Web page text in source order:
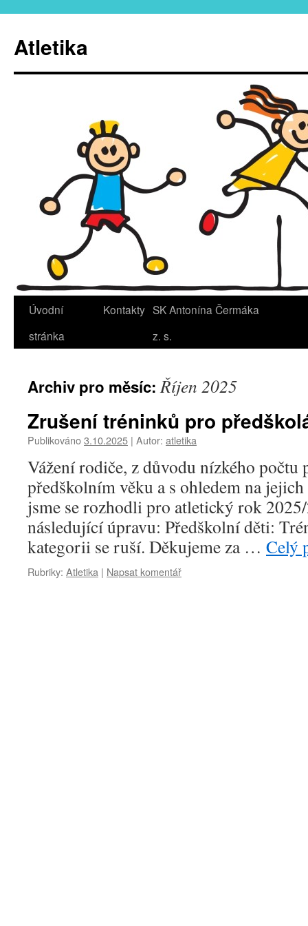
Atletika
Úvodní
stránka
Kontakty SK Antonína Čermáka
z. s.
Archiv pro měsíc:Říjen 2025
Zrušení tréninků pro
Publikováno3.10.2025 | Autor: atletika
Vážení rodiče, z důvodu nízkého počtu
předškolním věku a s ohledem na
jsme se rozhodli pro atletický rok
následující úpravu: Předškolní děti:
kategorii se ruší. Děkujeme za … Celý
Rubriky: Atletika | Napsat komentář